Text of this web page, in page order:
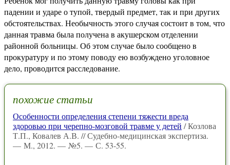
падении и ударе о тупой, твердый предмет, так и при других
обстоятельствах. Необычность этого случая состоит в том, что
данная травма была получена в акушерском отделении
районной больницы. Об этом случае было сообщено в
прокуратуру и по этому поводу ею возбуждено уголовное
дело, проводится расследование.
похожие статьи
Особенности определения степени тяжести вреда
здоровью при черепно-мозговой травме у детей / Козлова
Т.П., Ковалев А.В. // Судебно-медицинская экспертиза.
— М., 2012. — №5. — С. 53-55.